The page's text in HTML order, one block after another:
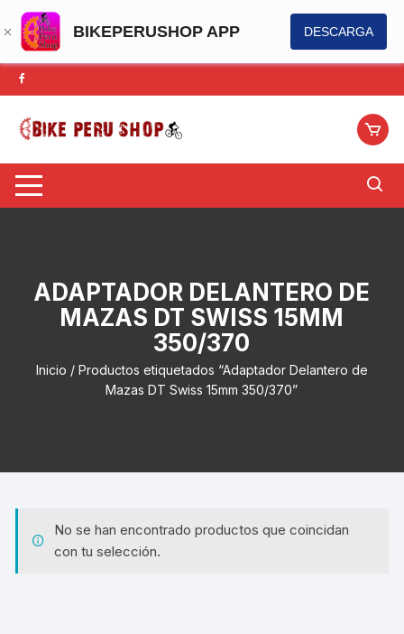
BIKEPERUSHOP APP DESCARGA
Saltar
al
contenido
ADAPTADOR DELANTERO DE
MAZAS DT SWISS 15MM
350/370
Inicio / Productos etiquetados “Adaptador Delantero de
Mazas DT Swiss 15mm 350/370”
No se han encontrado productos que coincidan
con tu selección.